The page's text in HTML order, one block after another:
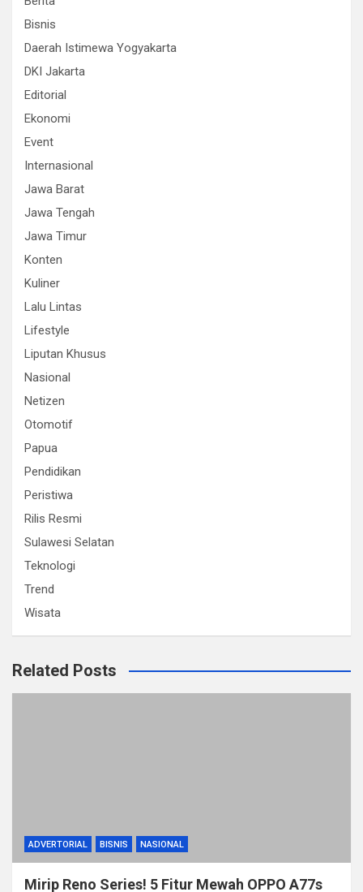
Bisnis
Daerah Istimewa Yogyakarta
DKI Jakarta
Editorial
Ekonomi
Event
Internasional
Jawa Barat
Jawa Tengah
Jawa Timur
Konten
Kuliner
Lalu Lintas
Lifestyle
Liputan Khusus
Nasional
Netizen
Otomotif
Papua
Pendidikan
Peristiwa
Rilis Resmi
Sulawesi Selatan
Teknologi
Trend
Wisata
Related Posts
ADVERTORIAL BISNIS NASIONAL
Mirip Reno Series! 5 Fitur Mewah OPPO A77s